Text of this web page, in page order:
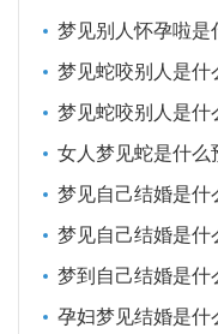
梦见别人怀孕啦是
梦见蛇咬别人是什
梦见蛇咬别人是什
女人梦见蛇是什么
梦见自己结婚是什
梦见自己结婚是什
梦到自己结婚是什
孕妇梦见结婚是什